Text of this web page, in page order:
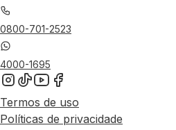
0800-701-2523
4000-1695
Termos de uso
Políticas de privacidade